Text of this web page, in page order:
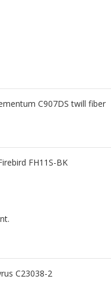
C907DS twill fiber
FH11S-BK
C23038-2